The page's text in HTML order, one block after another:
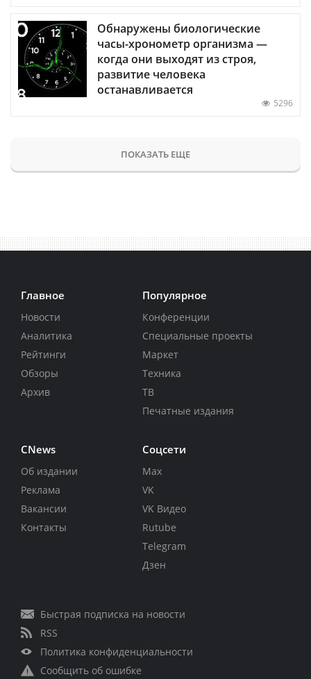
Обнаружены биологические
часы-хронометр организма —
когда они выходят из строя,
развитие человека
останавливается
5296
ПОКАЗАТЬ ЕЩЕ
Главное
Новости
Аналитика
Рейтинги
Обзоры
Архив
Популярное
Конференции
Специальные проекты
Маркет
Техника
ТВ
Печатные издания
CNews
Об издании
Реклама
Вакансии
Контакты
Соцсети
Max
VK
VK Видео
Rutube
Telegram
Дзен
Быстрая подписка на новости
RSS
Политика конфиденциальности
Сообщить об ошибке